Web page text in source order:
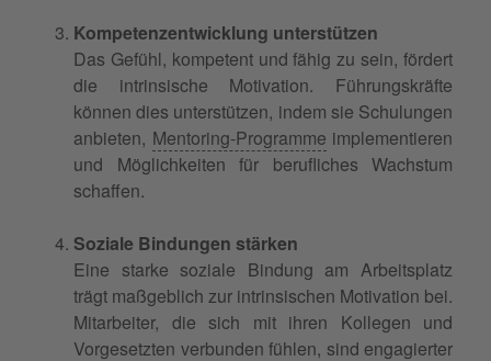
Kompetenzentwicklung unterstützen
Das Gefühl, kompetent und fähig zu sein, fördert
die intrinsische Motivation. Führungskräfte
können dies unterstützen, indem sie Schulungen
anbieten, Mentoring-Programme implementieren
und Möglichkeiten für berufliches Wachstum
schaffen.
Soziale Bindungen stärken
Eine starke soziale Bindung am Arbeitsplatz
trägt maßgeblich zur intrinsischen Motivation bei.
Mitarbeiter, die sich mit ihren Kollegen und
Vorgesetzten verbunden fühlen, sind engagierter